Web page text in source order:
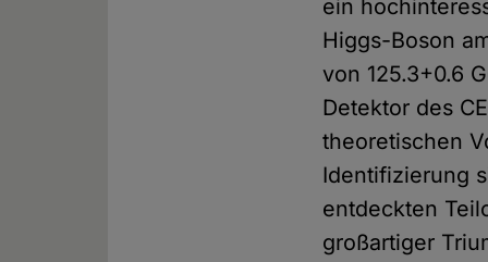
ein
Higgs-Boson
von 125.3+0.6
Detektor des
theoretischen
Identifizierung
entdeckten
großartiger